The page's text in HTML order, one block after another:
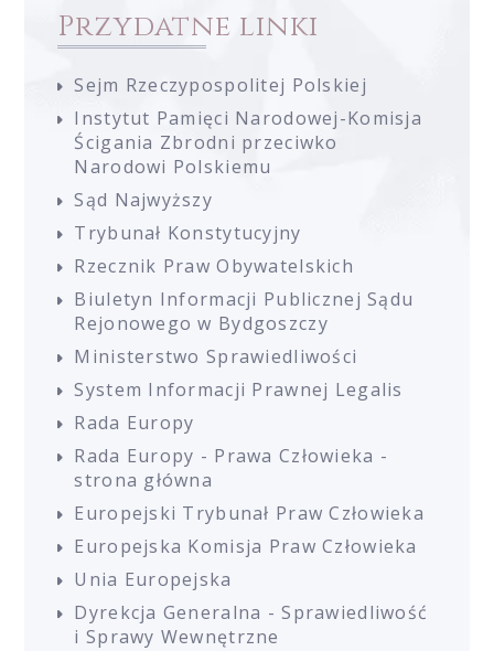
Przydatne linki
Sejm Rzeczypospolitej Polskiej
Instytut Pamięci Narodowej-Komisja
Ścigania Zbrodni przeciwko
Narodowi Polskiemu
Sąd Najwyższy
Trybunał Konstytucyjny
Rzecznik Praw Obywatelskich
Biuletyn Informacji Publicznej Sądu
Rejonowego w Bydgoszczy
Ministerstwo Sprawiedliwości
System Informacji Prawnej Legalis
Rada Europy
Rada Europy - Prawa Człowieka -
strona główna
Europejski Trybunał Praw Człowieka
Europejska Komisja Praw Człowieka
Unia Europejska
Dyrekcja Generalna - Sprawiedliwość
i Sprawy Wewnętrzne